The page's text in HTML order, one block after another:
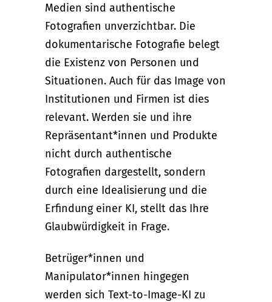
Medien sind authentische
Fotografien unverzichtbar. Die
dokumentarische Fotografie belegt
die Existenz von Personen und
Situationen. Auch für das Image von
Institutionen und Firmen ist dies
relevant. Werden sie und ihre
Repräsentant*innen und Produkte
nicht durch authentische
Fotografien dargestellt, sondern
durch eine Idealisierung und die
Erfindung einer KI, stellt das Ihre
Glaubwürdigkeit in Frage.
Betrüger*innen und
Manipulator*innen hingegen
werden sich Text-to-Image-KI zu